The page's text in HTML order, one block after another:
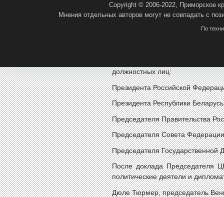
До начала форума на большом
должностных лиц:
Президента Российской
Президента Республики
Председателя Правительства
Председателя Совета
Председателя
После доклада Председателя
политические деятели и
Дюле Тюрмер, председатель
Copyright © 2006-2022, Приморское
Мнения отдельных авторов могут не совпадать с
По